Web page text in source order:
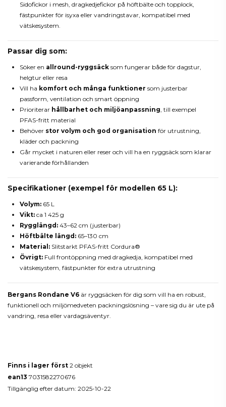
Sidofickor i mesh, dragkedjefickor på höftbälte och topplock,
fästpunkter för isyxa eller vandringstavar, kompatibel med
vätskesystem.
Passar dig som:
Söker en allround-ryggsäck som fungerar både för dagstur,
helgtur eller resa
Vill ha komfort och många funktioner som justerbar
passform, ventilation och smart öppning
Prioriterar hållbarhet och miljöanpassning , till exempel
PFAS-fritt material
Behöver stor volym och god organisation för utrustning,
kläder och packning
Går mycket i naturen eller reser och vill ha en ryggsäck som klarar
varierande förhållanden
Specifikationer (exempel för modellen 65 L):
Volym: 65 L
Vikt: ca 1 425 g
Rygglängd: 43–62 cm (justerbar)
Höftbälte längd: 65–130 cm
Material: Slitstarkt PFAS-fritt Cordura®
Övrigt: Full frontöppning med dragkedja, kompatibel med
vätskesystem, fästpunkter för extra utrustning
Bergans Rondane V6 är ryggsäcken för dig som vill ha en robust,
funktionell och miljömedveten packningslösning – vare sig du är ute på
vandring, resa eller vardagsäventyr.
Finns i lager först 2 objekt
ean13 7031582270676
Tillgänglig efter datum: 2025-10-22